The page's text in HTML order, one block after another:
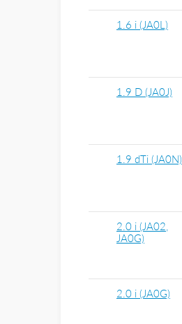
1.6 i (JA0L)
1.9 D (JA0J)
1.9 dTi (JA0N)
2.0 i (JA02,
JA0G)
2.0 i (JA0G)